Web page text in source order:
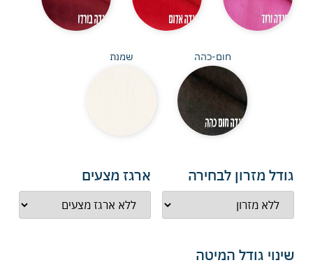
חום-כהה שמנת
גודל מזרון לבחירה ארגז מצעים
שינוי גודל המיטה